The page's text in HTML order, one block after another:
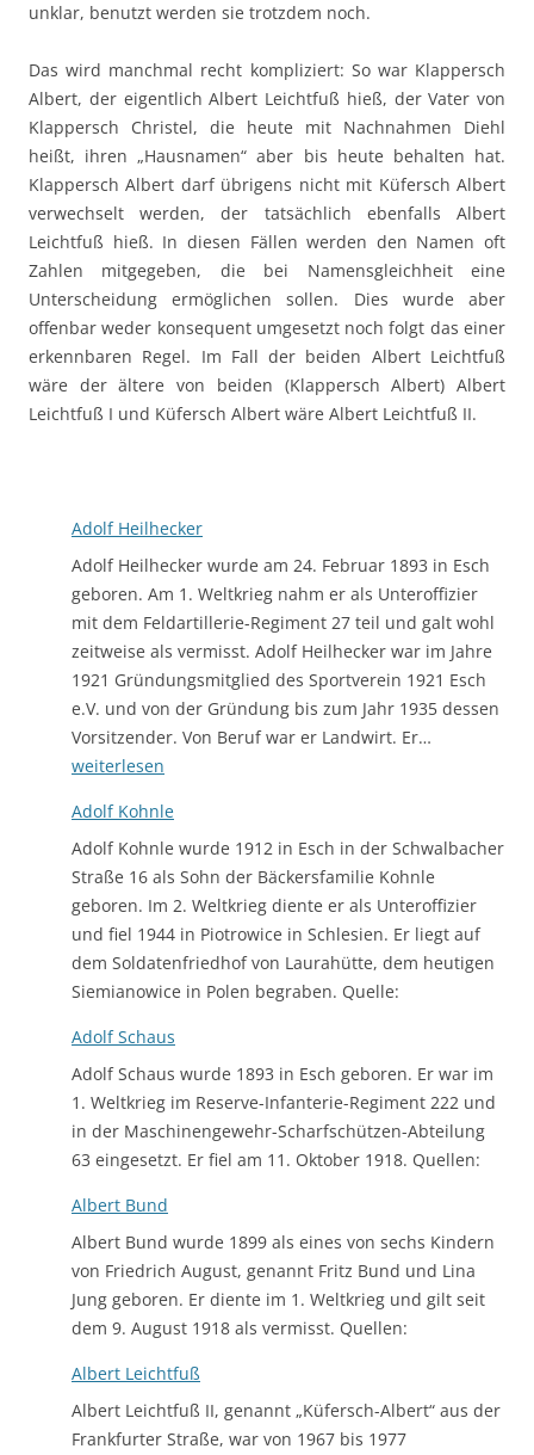
unklar, benutzt werden sie trotzdem noch.
Das wird manchmal recht kompliziert: So war Klappersch
Albert, der eigentlich Albert Leichtfuß hieß, der Vater von
Klappersch Christel, die heute mit Nachnahmen Diehl
heißt, ihren „Hausnamen“ aber bis heute behalten hat.
Klappersch Albert darf übrigens nicht mit Küfersch Albert
verwechselt werden, der tatsächlich ebenfalls Albert
Leichtfuß hieß. In diesen Fällen werden den Namen oft
Zahlen mitgegeben, die bei Namensgleichheit eine
Unterscheidung ermöglichen sollen. Dies wurde aber
offenbar weder konsequent umgesetzt noch folgt das einer
erkennbaren Regel. Im Fall der beiden Albert Leichtfuß
wäre der ältere von beiden (Klappersch Albert) Albert
Leichtfuß I und Küfersch Albert wäre Albert Leichtfuß II.
Adolf Heilhecker
Adolf Heilhecker wurde am 24. Februar 1893 in Esch
geboren. Am 1. Weltkrieg nahm er als Unteroffizier
mit dem Feldartillerie-Regiment 27 teil und galt wohl
zeitweise als vermisst. Adolf Heilhecker war im Jahre
1921 Gründungsmitglied des Sportverein 1921 Esch
e.V. und von der Gründung bis zum Jahr 1935 dessen
Vorsitzender. Von Beruf war er Landwirt. Er…
weiterlesen
Adolf Kohnle
Adolf Kohnle wurde 1912 in Esch in der Schwalbacher
Straße 16 als Sohn der Bäckersfamilie Kohnle
geboren. Im 2. Weltkrieg diente er als Unteroffizier
und fiel 1944 in Piotrowice in Schlesien. Er liegt auf
dem Soldatenfriedhof von Laurahütte, dem heutigen
Siemianowice in Polen begraben. Quelle:
Adolf Schaus
Adolf Schaus wurde 1893 in Esch geboren. Er war im
1. Weltkrieg im Reserve-Infanterie-Regiment 222 und
in der Maschinengewehr-Scharfschützen-Abteilung
63 eingesetzt. Er fiel am 11. Oktober 1918. Quellen:
Albert Bund
Albert Bund wurde 1899 als eines von sechs Kindern
von Friedrich August, genannt Fritz Bund und Lina
Jung geboren. Er diente im 1. Weltkrieg und gilt seit
dem 9. August 1918 als vermisst. Quellen:
Albert Leichtfuß
Albert Leichtfuß II, genannt „Küfersch-Albert“ aus der
Frankfurter Straße, war von 1967 bis 1977